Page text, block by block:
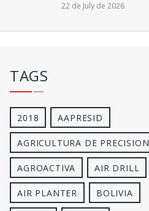
22 de July de 2026
TAGS
2018 AAPRESID
AGRICULTURA DE PRECISION
AGROACTIVA AIR DRILL
AIR PLANTER BOLIVIA